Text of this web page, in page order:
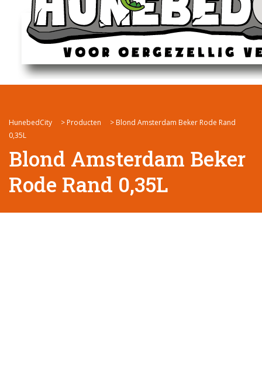
HunebedCity > Producten > Blond Amsterdam Beker Rode Rand
0,35L
Blond Amsterdam Beker
Rode Rand 0,35L